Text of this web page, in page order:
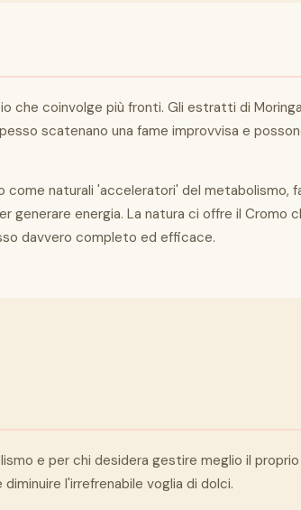
che coinvolge più fronti. Gli estratti di
scatenano una fame improvvisa e
naturali 'acceleratori' del metabolismo,
generare energia. La natura ci offre il
davvero completo ed efficace.
e per chi desidera gestire meglio il
l'irrefrenabile voglia di dolci.